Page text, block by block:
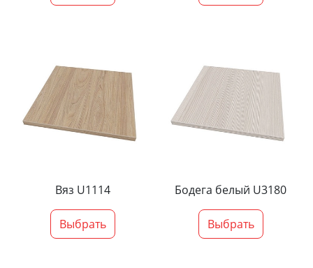
Вяз U1114
Выбрать
Бодега белый U3180
Выбрать